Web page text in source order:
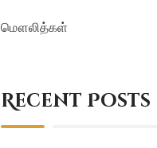
மௌலித்கள்
Recent Posts